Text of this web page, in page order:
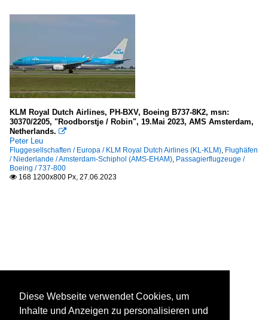
KLM Royal Dutch Airlines, PH-BXV, Boeing B737-8K2, msn:
30370/2205, "Roodborstje / Robin", 19.Mai 2023, AMS Amsterdam,
Netherlands. 
Peter Leu
Fluggesellschaften / Europa / KLM Royal Dutch Airlines (KL-KLM), Flughäfen
/ Niederlande / Amsterdam-Schiphol (AMS-EHAM), Passagierflugzeuge /
Boeing / 737-800
 168 1200x800 Px, 27.06.2023
Diese Webseite verwendet Cookies, um
Inhalte und Anzeigen zu personalisieren und